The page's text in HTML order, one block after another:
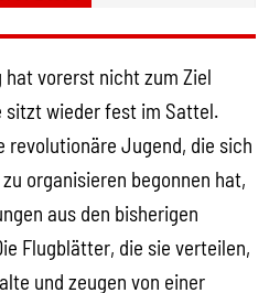
hat vorerst nicht zum Ziel
sitzt wieder fest im Sattel.
Jugend, die sich
organisieren begonnen hat,
aus den bisherigen
Flugblätter, die sie verteilen,
und zeugen von einer